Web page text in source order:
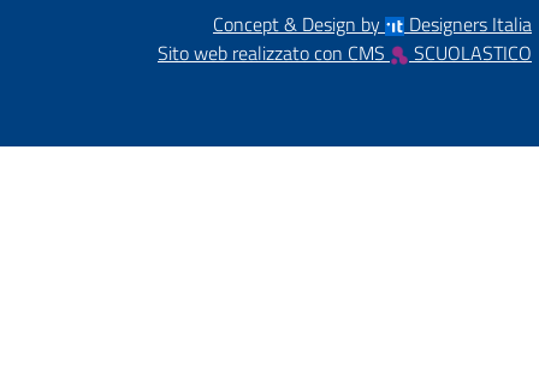
Concept & Design by
Designers Italia
Sito web realizzato con CMS
SCUOLASTICO